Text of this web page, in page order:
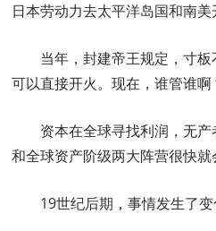
日本劳动力去太平洋岛国和南
当年，封建帝王规定，寸
可以直接开火。现在，谁管谁啊
资本在全球寻找利润，无
和全球资产阶级两大阵营很快就
19世纪后期，事情发生了变